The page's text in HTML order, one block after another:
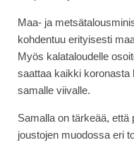
Maa- ja
kohdentuu erityisesti
Myös kalataloudelle
saattaa kaikki
samalle viivalle.
Samalla on tärkeää, että
joustojen muodossa eri